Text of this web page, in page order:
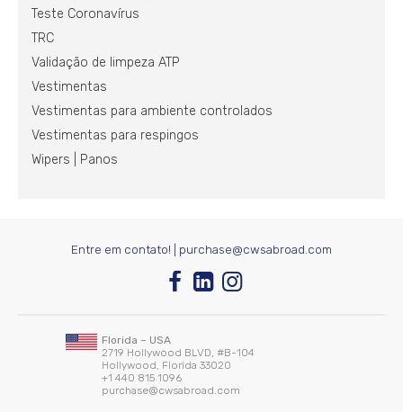
Teste Coronavírus
TRC
Validação de limpeza ATP
Vestimentas
Vestimentas para ambiente controlados
Vestimentas para respingos
Wipers | Panos
Entre em contato! | purchase@cwsabroad.com
Florida – USA
2719 Hollywood BLVD, #B-104
Hollywood, Florida 33020
+1 440 815 1096
purchase@cwsabroad.com